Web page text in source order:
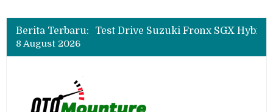
Berita Terbaru:
Test Drive Suzuki Fronx SGX Hybrid Kuro di GIIAS 2026, Peserta Soroti Desain Sporty dan DVR
Leapmotor Mulai Perakitan Lokal di Indonesia, B10 dan C10 Jadi Model Perdana
8 August 2026